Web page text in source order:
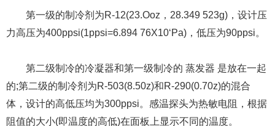
第一级的制冷剂为R-12(23.Ooz，28.349 523g)，设计压
力高压为400ppsi(1ppsi=6.894 76X10‘Pa)，低压为90ppsi。
第二级制冷的冷凝器和第一级制冷的 蒸发器 是放在一起
的;第二级的制冷剂为R-503(8.50z)和R-290(0.70z)的混合
体，设计的高低压均为300ppsi。感温探头为热敏电阻，根据
阻值的大小(即温度的高低)在面板上显示不同的温度。